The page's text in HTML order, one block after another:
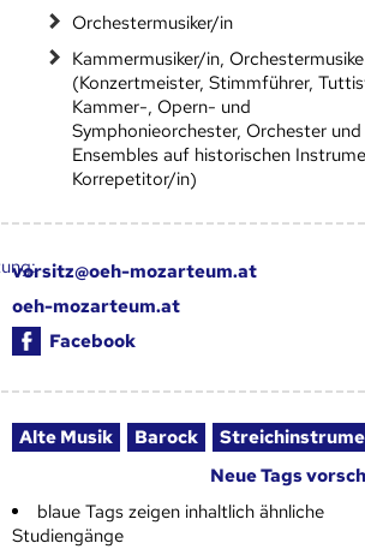
Orchestermusiker/in
Kammermusiker/in,
(Konzertmeister, Stimmführer,
Kammer-, Opern- und
Symphonieorchester, Orchester und
Ensembles auf historischen
Korrepetitor/in)
vorsitz@oeh-mozarteum.at
oeh-mozarteum.at
Facebook
Alte Musik Barock
Neue Tags
blaue Tags zeigen inhaltlich ähnliche
Studiengänge